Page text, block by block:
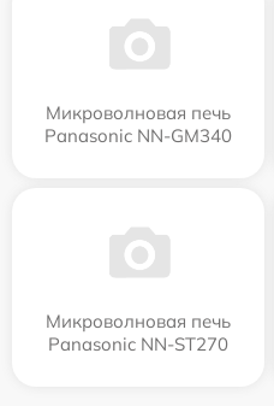
Микроволновая печь
Panasonic NN-GM340
Микроволновая печь
Panasonic NN-ST270